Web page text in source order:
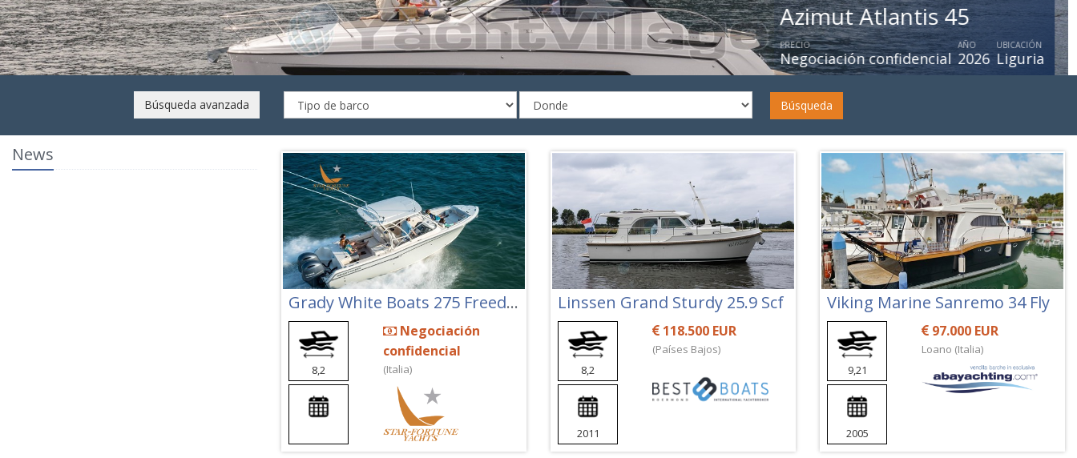
Azimut 66 Flybridge My 2019
PRECIO
Negociación confidencial
AÑO
2020
UBICACIÓN
Italia
Búsqueda avanzada Búsqueda
Grady White Boats 275 Freedom
8,2
Negociación
confidencial
(Italia)
Linssen Grand Sturdy 25.9 Scf
8,2
2011
118.500 EUR
(Países Bajos)
Viking Marine Sanremo 34 Fly
9,21
2005
97.000 EUR
Loano (Italia)
News